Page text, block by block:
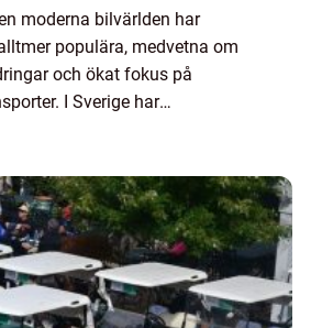
moderna bilvärlden har
populära, medvetna om
och ökat fokus på
I Sverige har